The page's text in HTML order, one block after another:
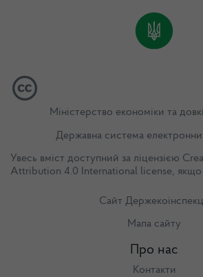
Міністерство економіки та
Державна система
Увесь вміст доступний за ліцензією
Attribution 4.0 International license, якщо
Сайт
Мапа сайту
Про нас
Контакти